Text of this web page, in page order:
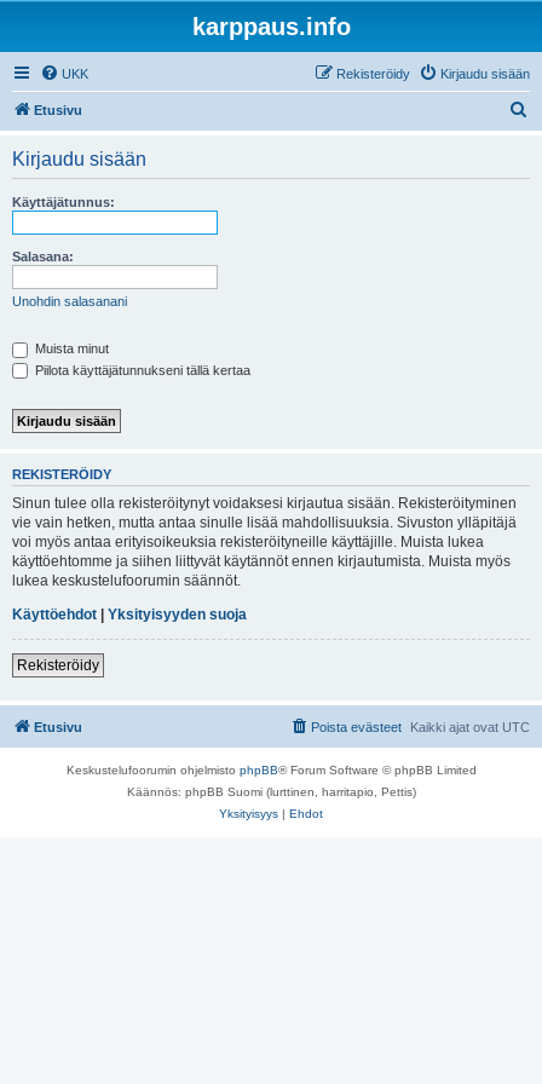
karppaus.info
UKK Kirjaudu sisään
Rekisteröidy
Etusivu
Kirjaudu sisään
Käyttäjätunnus:
Salasana:
Unohdin salasanani
Muista minut
Piilota käyttäjätunnukseni tällä kertaa
REKISTERÖIDY
Sinun tulee olla rekisteröitynyt voidaksesi kirjautua sisään. Rekisteröityminen
vie vain hetken, mutta antaa sinulle lisää mahdollisuuksia. Sivuston ylläpitäjä
voi myös antaa erityisoikeuksia rekisteröityneille käyttäjille. Muista lukea
käyttöehtomme ja siihen liittyvät käytännöt ennen kirjautumista. Muista myös
lukea keskustelufoorumin säännöt.
Käyttöehdot | Yksityisyyden suoja
Rekisteröidy
Etusivu Kaikki ajat ovat UTC
Poista evästeet
Keskustelufoorumin ohjelmisto phpBB® Forum Software © phpBB Limited
Käännös: phpBB Suomi (lurttinen, harritapio, Pettis)
Yksityisyys | Ehdot